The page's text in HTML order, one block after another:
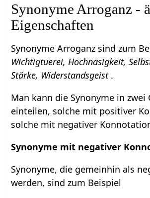
Synonyme Arroganz -
Eigenschaften
Synonyme Arroganz sind zum
Wichtigtuerei, Hochnäsigkeit,
Stärke, Widerstandsgeist .
Man kann die Synonyme in zwei
einteilen, solche mit positiver
solche mit negativer
Synonyme mit negativer
Synonyme, die gemeinhin als
werden, sind zum Beispiel